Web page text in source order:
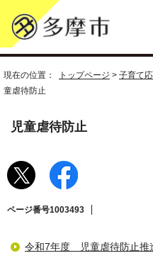
現在の位置： トップページ > 子育て
童虐待防止
児童虐待防止
ページ番号1003493
令和7年度 児童虐待防止推